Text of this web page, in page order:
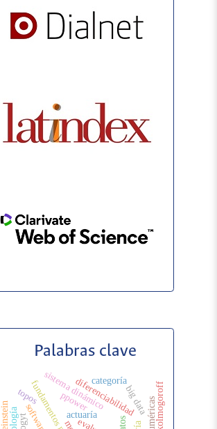
Palabras clave
actuaría
diferenciabilidad
software
big data
ppower
sistema dinámicocategoría
topos